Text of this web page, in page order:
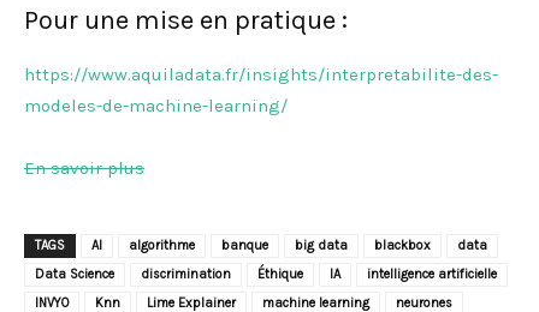
Pour une mise en pratique :
https://www.aquiladata.fr/insights/interpretabilite-des-
modeles-de-machine-learning/
En savoir plus
TAGS AI algorithme banque big data blackbox
data
Data Science
discrimination Éthique IA
intelligence artificielle
INVYO
Knn Lime Explainer machine learning
neurones